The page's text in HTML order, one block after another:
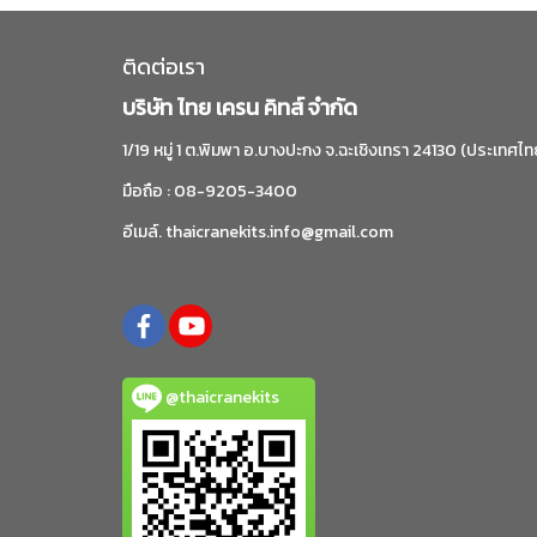
ติดต่อเรา
บริษัท ไทย เครน คิทส์ จำกัด
1/19 หมู่ 1 ต.พิมพา อ.บางปะกง จ.ฉะเชิงเทรา 24130 (ประเทศไ
มือถือ : 08-9205-3400
อีเมล์. thaicranekits.info@gmail.com
@thaicranekits